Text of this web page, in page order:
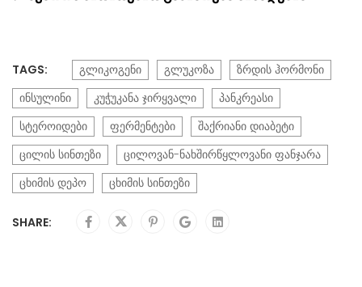
TAGS: გლიკოგენი გლუკოზა
ზრდის ჰორმონი
ინსულინი
კუჭუკანა ჯირყვალი
პანკრეასი
სტეროიდები
ფერმენტები
შაქრიანი დიაბეტი
ცილის სინთეზი
ცილოვან-ნახშირწყლოვანი ფანჯარა
ცხიმის დეპო
ცხიმის სინთეზი
SHARE: